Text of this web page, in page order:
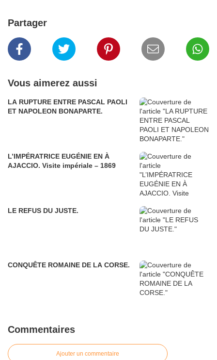
Partager
Vous aimerez aussi
LA RUPTURE ENTRE PASCAL PAOLI
ET NAPOLEON BONAPARTE.
L’IMPÉRATRICE EUGÉNIE EN À
AJACCIO. Visite impériale – 1869
LE REFUS DU JUSTE.
CONQUÊTE ROMAINE DE LA CORSE.
Commentaires
Ajouter un commentaire